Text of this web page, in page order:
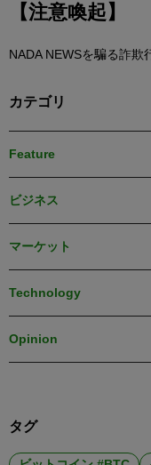
【注意喚起】
NADA NEWSを騙る詐欺
カテゴリ
Feature
ビジネス
マーケット
Technology
Opinion
タグ